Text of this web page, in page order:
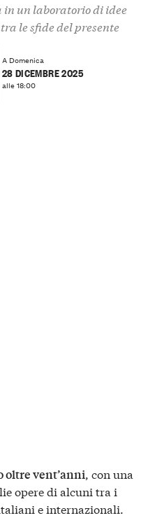
un laboratorio di idee
le sfide del presente
A Domenica
28 DICEMBRE 2025
alle 18:00
oltre vent’anni, con una
opere di alcuni tra i
e internazionali.